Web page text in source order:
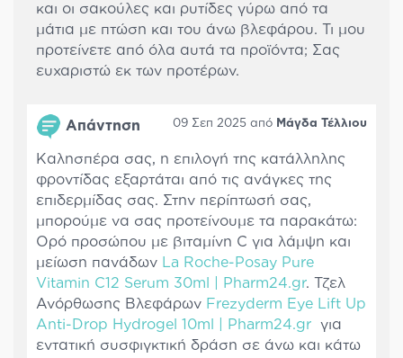
και οι σακούλες και ρυτίδες γύρω από τα
μάτια με πτώση και του άνω βλεφάρου. Τι μου
προτείνετε από όλα αυτά τα προϊόντα; Σας
ευχαριστώ εκ των προτέρων.
Απάντηση 09 Σεπ 2025 από Μάγδα Τέλλιου
Καλησπέρα σας, η επιλογή της κατάλληλης
φροντίδας εξαρτάται από τις ανάγκες της
επιδερμίδας σας. Στην περίπτωσή σας,
μπορούμε να σας προτείνουμε τα παρακάτω:
Ορό προσώπου με βιταμίνη C για λάμψη και
μείωση πανάδων La Roche-Posay Pure
Vitamin C12 Serum 30ml | Pharm24.gr. Τζελ
Ανόρθωσης Βλεφάρων Frezyderm Eye Lift Up
Anti-Drop Hydrogel 10ml | Pharm24.gr για
εντατική συσφιγκτική δράση σε άνω και κάτω